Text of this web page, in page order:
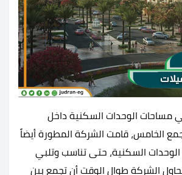
مساحات الوحدات السكنية داخل
الخامس، قامت الشركة المطورة أيضاً
الوحدات السكنية، حتى تناسب وتلبي
الشركة طوال الوقت أن تجمع بين